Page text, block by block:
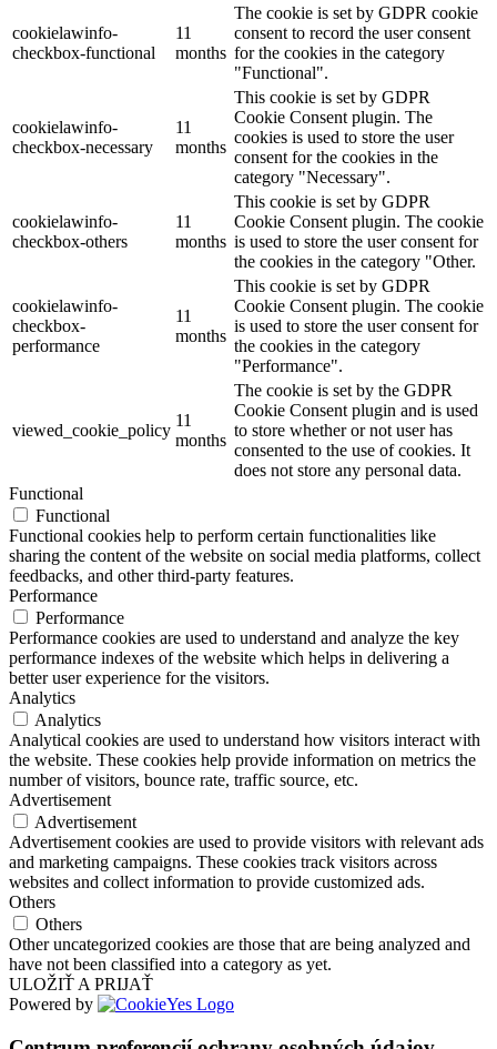
cookielawinfo-
checkbox-functional
11
months
The cookie is set by GDPR cookie
consent to record the user consent
for the cookies in the category
"Functional".
cookielawinfo-
checkbox-necessary
11
months
This cookie is set by GDPR
Cookie Consent plugin. The
cookies is used to store the user
consent for the cookies in the
category "Necessary".
cookielawinfo-
checkbox-others
11
months
This cookie is set by GDPR
Cookie Consent plugin. The cookie
is used to store the user consent for
the cookies in the category "Other.
cookielawinfo-
checkbox-
performance
11
months
This cookie is set by GDPR
Cookie Consent plugin. The cookie
is used to store the user consent for
the cookies in the category
"Performance".
viewed_cookie_policy
11
months
The cookie is set by the GDPR
Cookie Consent plugin and is used
to store whether or not user has
consented to the use of cookies. It
does not store any personal data.
Functional
Functional
Functional cookies help to perform certain functionalities like
sharing the content of the website on social media platforms, collect
feedbacks, and other third-party features.
Performance
Performance
Performance cookies are used to understand and analyze the key
performance indexes of the website which helps in delivering a
better user experience for the visitors.
Analytics
Analytics
Analytical cookies are used to understand how visitors interact with
the website. These cookies help provide information on metrics the
number of visitors, bounce rate, traffic source, etc.
Advertisement
Advertisement
Advertisement cookies are used to provide visitors with relevant ads
and marketing campaigns. These cookies track visitors across
websites and collect information to provide customized ads.
Others
Others
Other uncategorized cookies are those that are being analyzed and
have not been classified into a category as yet.
ULOŽIŤ A PRIJAŤ
Powered by